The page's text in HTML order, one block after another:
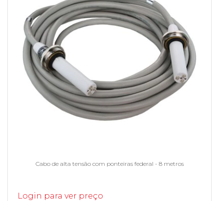
Cabo de alta tensão com ponteiras federal - 8 metros
Login para ver preço